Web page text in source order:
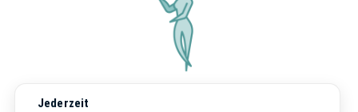
Jederzeit